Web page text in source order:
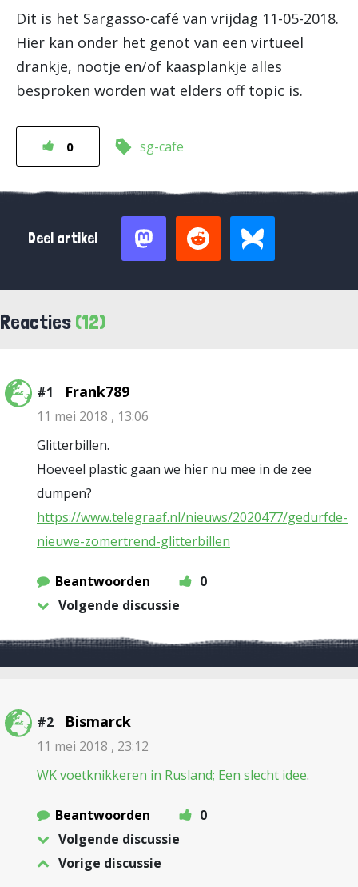
Dit is het Sargasso-café van vrijdag 11-05-2018.
Hier kan onder het genot van een virtueel
drankje, nootje en/of kaasplankje alles
besproken worden wat elders off topic is.
0 sg-cafe
Deel artikel
Reacties (12)
#1 Frank789
11 mei 2018 , 13:06
Glitterbillen.
Hoeveel plastic gaan we hier nu mee in de zee
dumpen?
https://www.telegraaf.nl/nieuws/2020477/gedurfde-
nieuwe-zomertrend-glitterbillen
Beantwoorden
0
Volgende discussie
#2 Bismarck
11 mei 2018 , 23:12
WK voetknikkeren in Rusland; Een slecht idee.
Beantwoorden
0
Volgende discussie
Vorige discussie